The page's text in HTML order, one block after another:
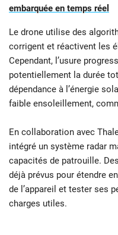
embarquée en temps réel
Le drone utilise des
corrigent et réactivent les
Cependant, l’usure
potentiellement la durée
dépendance à l’énergie
faible ensoleillement,
En collaboration avec
intégré un système radar
capacités de patrouille.
déjà prévus pour étendre
de l’appareil et tester ses
charges utiles.